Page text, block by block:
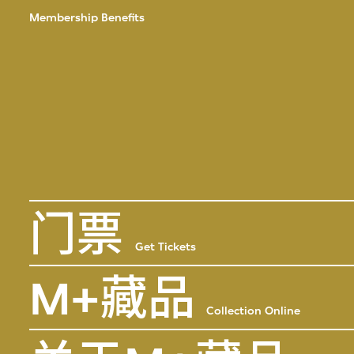
Membership Benefits
门票 Get Tickets
M+藏品 Collection Online